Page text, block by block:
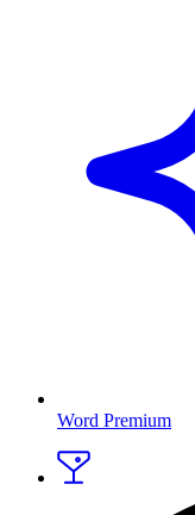
Word Premium